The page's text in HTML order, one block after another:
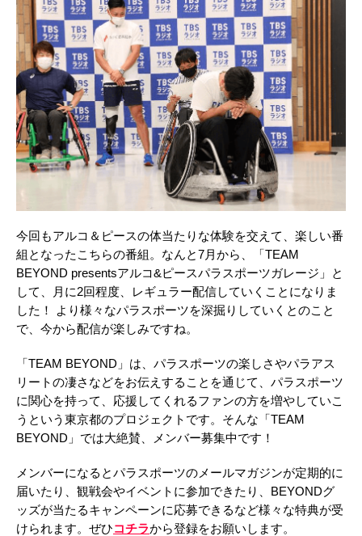
今回もアルコ＆ピースの体当たりな体験を交えて、楽しい番
組となったこちらの番組。なんと7月から、「TEAM
BEYOND presentsアルコ&ピースパラスポーツガレージ」と
して、月に2回程度、レギュラー配信していくことになりま
した！ より様々なパラスポーツを深掘りしていくとのこと
で、今から配信が楽しみですね。
「TEAM BEYOND」は、パラスポーツの楽しさやパラアス
リートの凄さなどをお伝えすることを通じて、パラスポーツ
に関心を持って、応援してくれるファンの方を増やしていこ
うという東京都のプロジェクトです。そんな「TEAM
BEYOND」では大絶賛、メンバー募集中です！
メンバーになるとパラスポーツのメールマガジンが定期的に
届いたり、観戦会やイベントに参加できたり、BEYONDグ
ッズが当たるキャンペーンに応募できるなど様々な特典が受
けられます。ぜひコチラから登録をお願いします。